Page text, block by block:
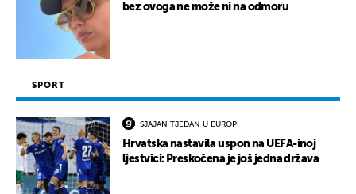
bez ovoga ne može ni na odmoru
SPORT
SJAJAN TJEDAN U EUROPI
Hrvatska nastavila uspon na UEFA-inoj
ljestvici: Preskočena je još jedna država